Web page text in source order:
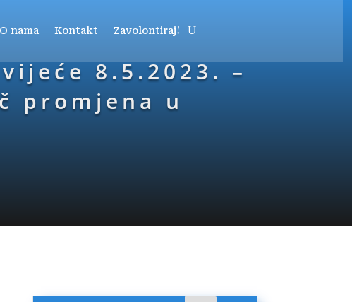
O nama Kontakt Zavolontiraj!
8.5.2023. –
promjena u